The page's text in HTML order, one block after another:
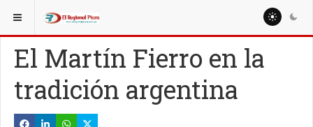
ESTÁ AQUÍ: COLUMNISTAS
El Martín Fierro en la
tradición argentina